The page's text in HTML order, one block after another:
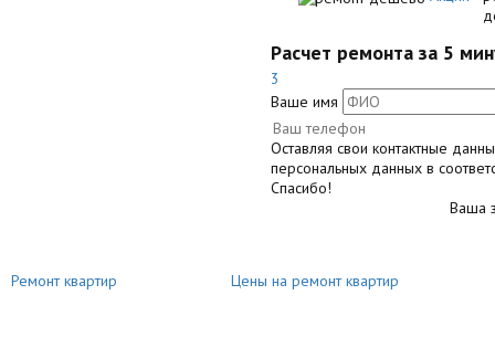
Расчет ремонта за 5
3
Ваше имя
Оставляя свои контактные
персональных данных в
Спасибо!
Ваша
Ремонт квартир Цены на ремонт квартир